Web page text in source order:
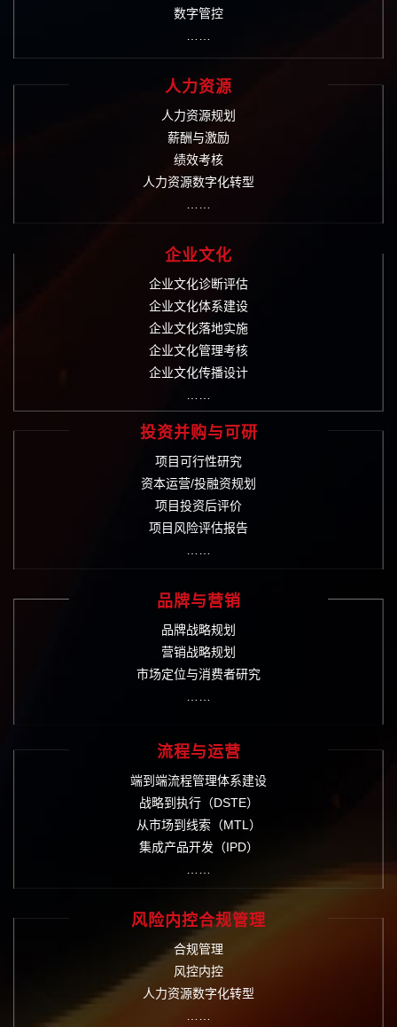
数字管控
……
人力资源
人力资源规划
薪酬与激励
绩效考核
人力资源数字化转型
……
企业文化
企业文化诊断评估
企业文化体系建设
企业文化落地实施
企业文化管理考核
企业文化传播设计
……
投资并购与可研
项目可行性研究
资本运营/投融资规划
项目投资后评价
项目风险评估报告
……
品牌与营销
品牌战略规划
营销战略规划
市场定位与消费者研究
……
流程与运营
端到端流程管理体系建设
战略到执行（DSTE）
从市场到线索（MTL）
集成产品开发（IPD）
……
风险内控合规管理
合规管理
风控内控
人力资源数字化转型
……